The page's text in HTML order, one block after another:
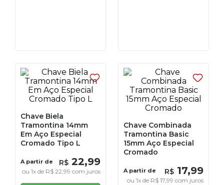
Chave Biela
Tramontina 14mm
Em Aço Especial
Cromado Tipo L
A partir de R$ 22,99
ou1x de R$ 22,99 com juros
Chave Combinada
Tramontina Basic
15mm Aço Especial
Cromado
A partir de R$ 17,99
ou1x de R$ 17,99 com juros